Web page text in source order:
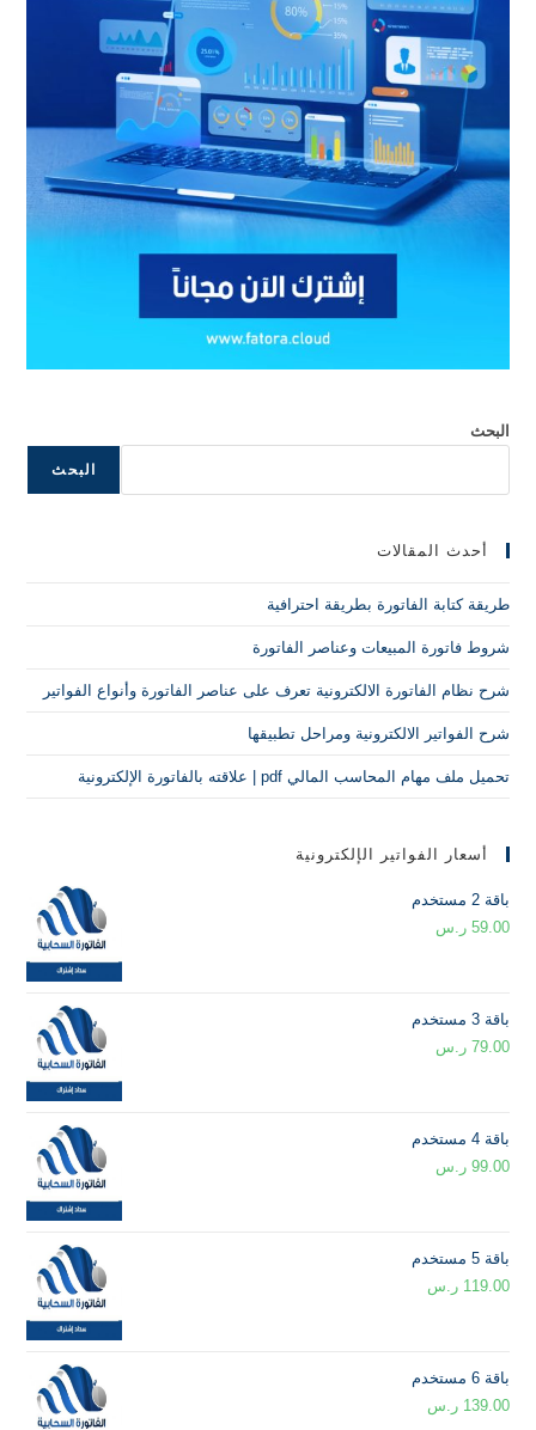
البحث
البحث
أحدث المقالات
طريقة كتابة الفاتورة بطريقة احترافية
شروط فاتورة المبيعات وعناصر الفاتورة
شرح نظام الفاتورة الالكترونية تعرف على عناصر الفاتورة وأنواع الفواتير
شرح الفواتير الالكترونية ومراحل تطبيقها
تحميل ملف مهام المحاسب المالي pdf | علاقته بالفاتورة الإلكترونية
أسعار الفواتير الإلكترونية
باقة 2 مستخدم
59.00 ر.س
باقة 3 مستخدم
79.00 ر.س
باقة 4 مستخدم
99.00 ر.س
باقة 5 مستخدم
119.00 ر.س
باقة 6 مستخدم
139.00 ر.س